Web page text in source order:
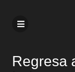
Regresa